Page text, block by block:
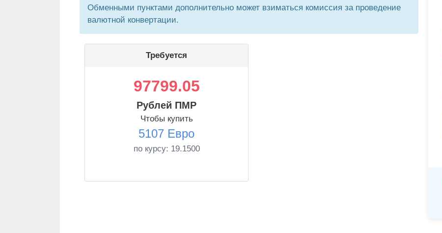
Обменными пунктами дополнительно может взиматься комиссия за проведение
валютной конвертации.
Требуется
97799.05
Рублей ПМР
Чтобы купить
5107 Евро
по курсу: 19.1500